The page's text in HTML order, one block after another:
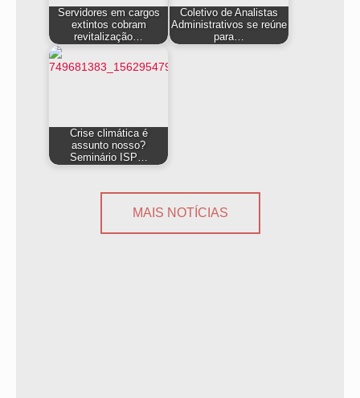
Servidores em cargos
extintos cobram
revitalização…
Coletivo de Analistas
Administrativos se reúne
para…
Crise climática é
assunto nosso?
Seminário ISP…
MAIS NOTÍCIAS